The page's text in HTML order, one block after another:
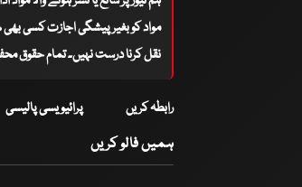
مواد کو بغیر پیشگی اجازت کسی
نقل کرنا درست نہیں۔ تمام حقوق
رابطہ کریں پرائیویسی پالیسی
ہمیں فالو کریں